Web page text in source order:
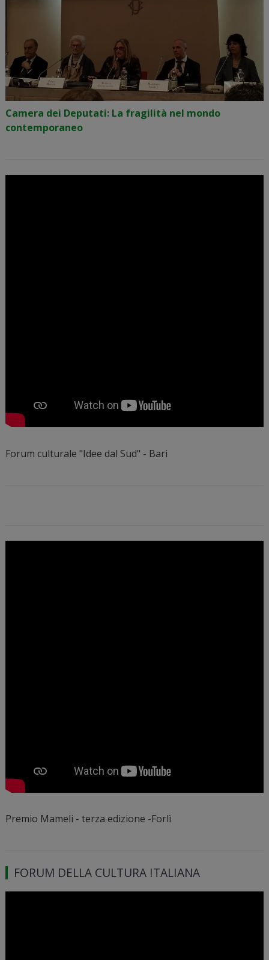
Camera dei Deputati: La fragilità nel mondo
contemporaneo
Forum culturale "Idee dal Sud" - Bari
Premio Mameli - terza edizione -Forlì
FORUM DELLA CULTURA ITALIANA